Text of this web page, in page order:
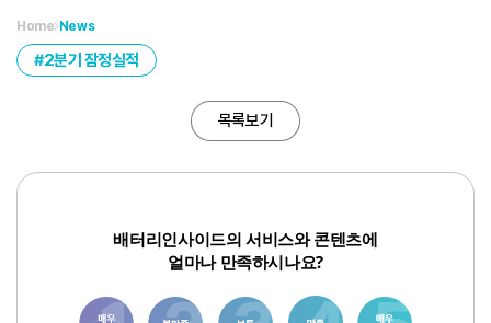
Home News
2분기 잠정실적
목록보기
배터리인사이드의 서비스와 콘텐츠에
얼마나 만족하시나요?
1 3 6 8 10